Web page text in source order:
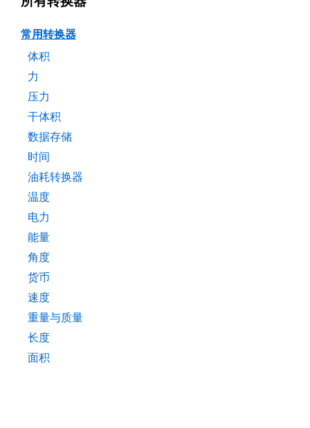
常用转换器
体积
力
压力
干体积
数据存储
时间
油耗转换器
温度
电力
能量
角度
货币
速度
重量与质量
长度
面积